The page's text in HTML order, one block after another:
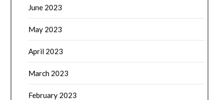
June 2023
May 2023
April 2023
March 2023
February 2023